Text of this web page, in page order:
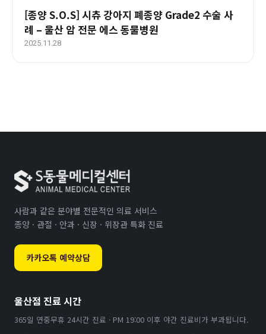
[종양 S.O.S] 시츄 강아지 폐종양 Grade2 수술 사
례 – 울산 암 전문 에스 동물병원
2025.11.28
사람과 같은 분야별 전문적인 의료 서비스
종양 · 관절 · 안과 · 신장 · 위장관 특화 진료
카카오톡 예약상담
울산점 진료 시간
365일 연중무휴 24시간 진료 · PM 19:00 이후 야간 진료비가 부과됩니다.